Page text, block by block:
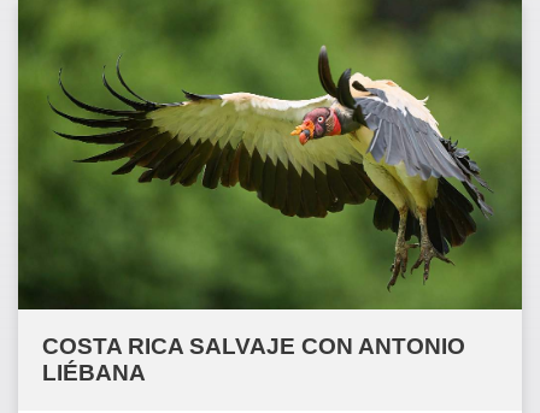
COSTA RICA SALVAJE CON ANTONIO
LIÉBANA